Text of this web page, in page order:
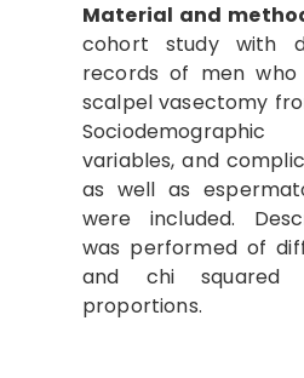
Material and
cohort study with
records of men
scalpel vasectomy
variables, and
as well as
were included.
was performed of
and chi squared
proportions.